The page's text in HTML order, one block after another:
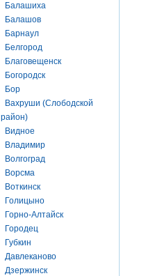
Балашиха
Балашов
Барнаул
Белгород
Благовещенск
Богородск
Бор
Вахруши (Слободской
район)
Видное
Владимир
Волгоград
Ворсма
Воткинск
Голицыно
Горно-Алтайск
Городец
Губкин
Давлеканово
Дзержинск